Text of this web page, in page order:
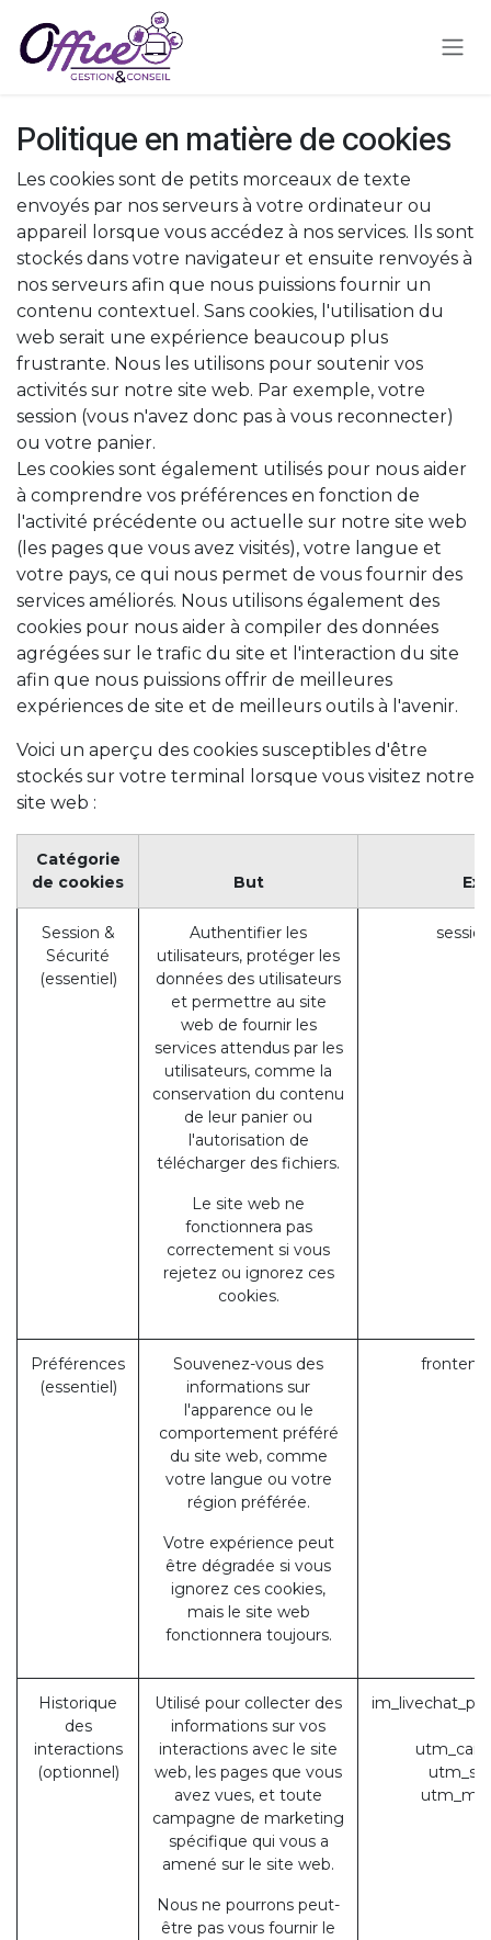
Se rendre au contenu
Politique en matière de cookies
Les cookies sont de petits morceaux de texte
envoyés par nos serveurs à votre ordinateur ou
appareil lorsque vous accédez à nos services. Ils sont
stockés dans votre navigateur et ensuite renvoyés à
nos serveurs afin que nous puissions fournir un
contenu contextuel. Sans cookies, l'utilisation du
web serait une expérience beaucoup plus
frustrante. Nous les utilisons pour soutenir vos
activités sur notre site web. Par exemple, votre
session (vous n'avez donc pas à vous reconnecter)
ou votre panier.
Les cookies sont également utilisés pour nous aider
à comprendre vos préférences en fonction de
l'activité précédente ou actuelle sur notre site web
(les pages que vous avez visités), votre langue et
votre pays, ce qui nous permet de vous fournir des
services améliorés. Nous utilisons également des
cookies pour nous aider à compiler des données
agrégées sur le trafic du site et l'interaction du site
afin que nous puissions offrir de meilleures
expériences de site et de meilleurs outils à l'avenir.
Voici un aperçu des cookies susceptibles d'être
stockés sur votre terminal lorsque vous visitez notre
site web :
Catégorie
de cookies
But
Session &
Sécurité
(essentiel)
Authentifier les
utilisateurs, protéger les
données des utilisateurs
et permettre au site
web de fournir les
services attendus par les
utilisateurs, comme la
conservation du contenu
de leur panier ou
l'autorisation de
télécharger des fichiers.
Le site web ne
fonctionnera pas
correctement si vous
rejetez ou ignorez ces
cookies.
Préférences
(essentiel)
Souvenez-vous des
informations sur
l'apparence ou le
comportement préféré
du site web, comme
votre langue ou votre
région préférée.
Votre expérience peut
être dégradée si vous
ignorez ces cookies,
mais le site web
fonctionnera toujours.
Historique
des
interactions
(optionnel)
Utilisé pour collecter des
informations sur vos
interactions avec le site
web, les pages que vous
avez vues, et toute
campagne de marketing
spécifique qui vous a
amené sur le site web.
Nous ne pourrons peut-
être pas vous fournir le